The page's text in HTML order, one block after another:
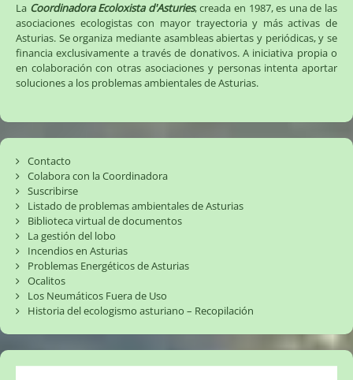
La Coordinadora Ecoloxista d'Asturies, creada en 1987, es una de las
asociaciones ecologistas con mayor trayectoria y más activas de
Asturias. Se organiza mediante asambleas abiertas y periódicas, y se
financia exclusivamente a través de donativos. A iniciativa propia o
en colaboración con otras asociaciones y personas intenta aportar
soluciones a los problemas ambientales de Asturias.
Contacto
Colabora con la Coordinadora
Suscribirse
Listado de problemas ambientales de Asturias
Biblioteca virtual de documentos
La gestión del lobo
Incendios en Asturias
Problemas Energéticos de Asturias
Ocalitos
Los Neumáticos Fuera de Uso
Historia del ecologismo asturiano – Recopilación